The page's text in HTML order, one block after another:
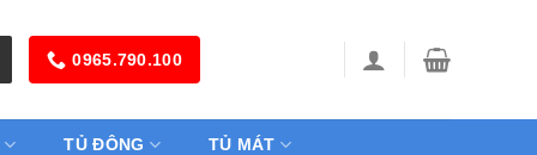
0965.790.100
TỦ ĐÔNG TỦ MÁT